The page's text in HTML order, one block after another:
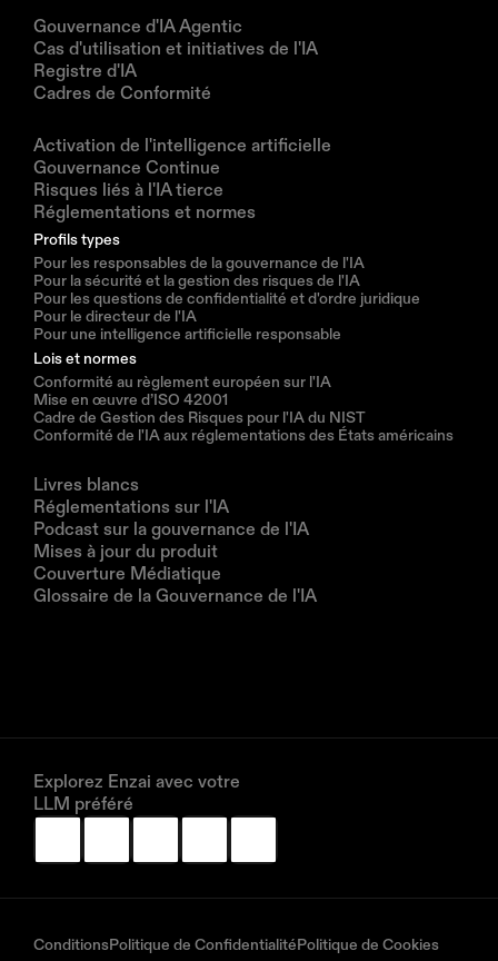
Gouvernance d'IA Agentic
Cas d'utilisation et initiatives de l'IA
Registre d'IA
Cadres de Conformité
Activation de l'intelligence artificielle
Gouvernance Continue
Risques liés à l'IA tierce
Réglementations et normes
Profils types
Pour les responsables de la gouvernance de l'IA
Pour la sécurité et la gestion des risques de l'IA
Pour les questions de confidentialité et d'ordre juridique
Pour le directeur de l'IA
Pour une intelligence artificielle responsable
Lois et normes
Conformité au règlement européen sur l'IA
Mise en œuvre d’ISO 42001
Cadre de Gestion des Risques pour l'IA du NIST
Conformité de l'IA aux réglementations des États américains
Livres blancs
Réglementations sur l'IA
Podcast sur la gouvernance de l'IA
Mises à jour du produit
Couverture Médiatique
Glossaire de la Gouvernance de l'IA
Explorez Enzai avec votre
LLM préféré
ConditionsPolitique de ConfidentialitéPolitique de Cookies